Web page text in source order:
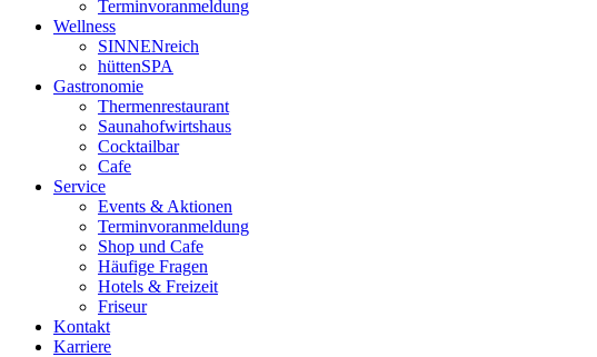
Terminvoranmeldung
Wellness
SINNENreich
hüttenSPA
Gastronomie
Thermenrestaurant
Saunahofwirtshaus
Cocktailbar
Cafe
Service
Events & Aktionen
Terminvoranmeldung
Shop und Cafe
Häufige Fragen
Hotels & Freizeit
Friseur
Kontakt
Karriere